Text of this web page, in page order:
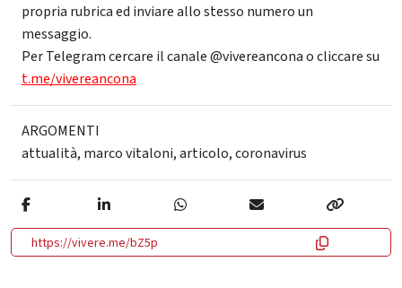
propria rubrica ed inviare allo stesso numero un
messaggio.
Per Telegram cercare il canale @vivereancona o cliccare su
t.me/vivereancona
ARGOMENTI
attualità, marco vitaloni,articolo,coronavirus
https://vivere.me/bZ5p